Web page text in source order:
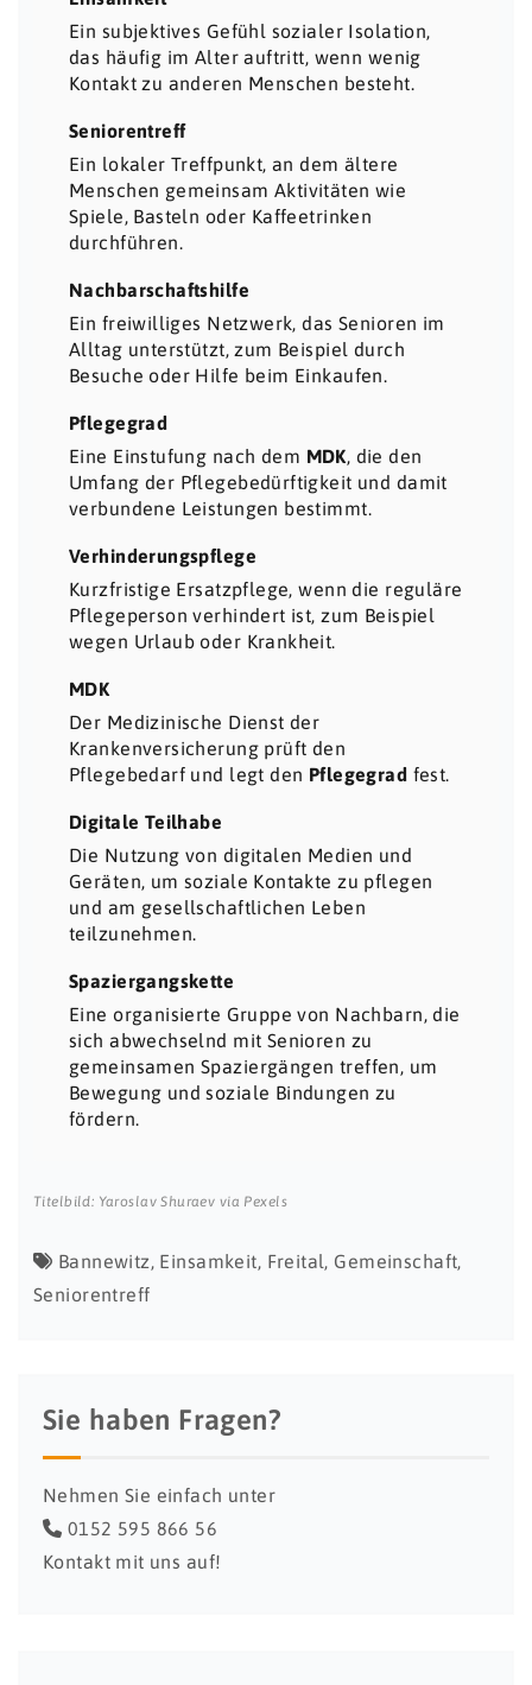
Ein subjektives Gefühl sozialer Isolation,
das häufig im Alter auftritt, wenn wenig
Kontakt zu anderen Menschen besteht.
Seniorentreff
Ein lokaler Treffpunkt, an dem ältere
Menschen gemeinsam Aktivitäten wie
Spiele, Basteln oder Kaffeetrinken
durchführen.
Nachbarschaftshilfe
Ein freiwilliges Netzwerk, das Senioren im
Alltag unterstützt, zum Beispiel durch
Besuche oder Hilfe beim Einkaufen.
Pflegegrad
Eine Einstufung nach dem MDK , die den
Umfang der Pflegebedürftigkeit und damit
verbundene Leistungen bestimmt.
Verhinderungspflege
Kurzfristige Ersatzpflege, wenn die reguläre
Pflegeperson verhindert ist, zum Beispiel
wegen Urlaub oder Krankheit.
MDK
Der Medizinische Dienst der
Krankenversicherung prüft den
Pflegebedarf und legt den Pflegegrad fest.
Digitale Teilhabe
Die Nutzung von digitalen Medien und
Geräten, um soziale Kontakte zu pflegen
und am gesellschaftlichen Leben
teilzunehmen.
Spaziergangskette
Eine organisierte Gruppe von Nachbarn, die
sich abwechselnd mit Senioren zu
gemeinsamen Spaziergängen treffen, um
Bewegung und soziale Bindungen zu
fördern.
Titelbild: Yaroslav Shuraev via Pexels
Bannewitz Einsamkeit Freital Gemeinschaft
Seniorentreff
Sie haben Fragen?
Nehmen Sie einfach unter
0152 595 866 56
Kontakt mit uns auf!